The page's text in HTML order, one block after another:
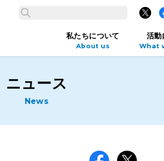
検索
私たちについて
About us
活動
What
ニュース
News